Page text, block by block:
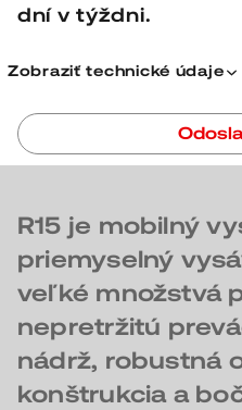
dní v týždni.
Prevádzka:
Pohon:
Ochrana proti výbuchu:
vysokozdvižný vozík
Zobraziť technické údaje
R15 je mobilný
priemyselný
veľké množstvá
nepretržitú
nádrž, robustná
konštrukcia a